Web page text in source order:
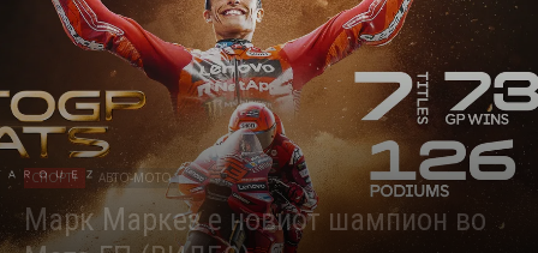
СПОРТ+ АВТО-МОТО
Марк Маркез е новиот шампион во